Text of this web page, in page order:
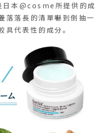
日本@cosme所提供的成
落落長的清單嚇到倒抽一
具代表性的成分。